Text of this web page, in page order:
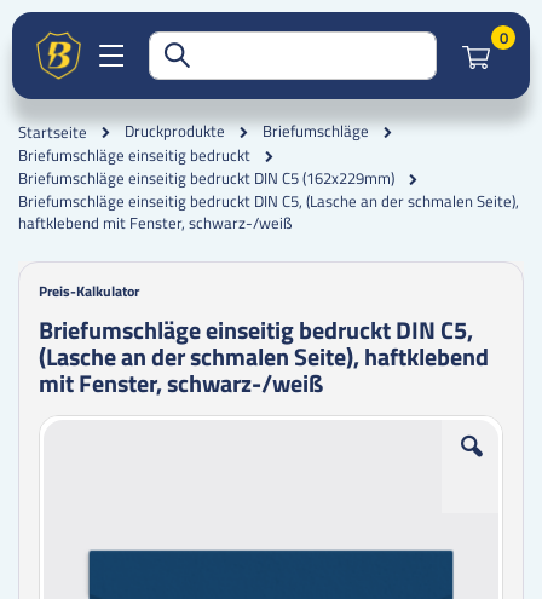
0
Startseite Druckprodukte
Briefumschläge
Briefumschläge einseitig bedruckt
Briefumschläge einseitig bedruckt DIN C5 (162x229mm)
Briefumschläge einseitig bedruckt DIN C5, (Lasche an der schmalen Seite),
haftklebend mit Fenster, schwarz-/weiß
Preis-Kalkulator
Briefumschläge einseitig bedruckt DIN C5,
(Lasche an der schmalen Seite), haftklebend
mit Fenster, schwarz-/weiß
Zum
Zum